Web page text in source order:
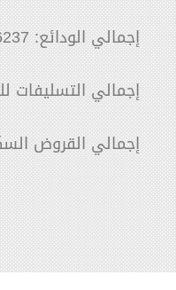
إجمالي الودائع: 8076237 مليار ليرة لبنانية (90.2 مليار دولار) في نهاية أيلول 2024
إجمالي التسليفات للعملاء (المقيمين
إجمالي القروض السكنية: 8695 مليار ليرة لبنانية (580 مليون